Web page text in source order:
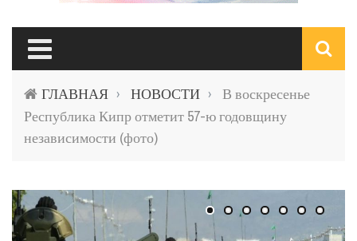
ГЛАВНАЯ › НОВОСТИ ›
В воскресенье
Республика Кипр отметит 57-ю годовщину
независимости (фото)